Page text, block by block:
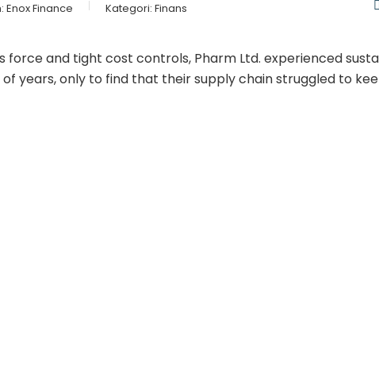
Enox Finance Kategori: Finans
force and tight cost controls, Pharm Ltd. experienced
years, only to find that their supply chain struggled to